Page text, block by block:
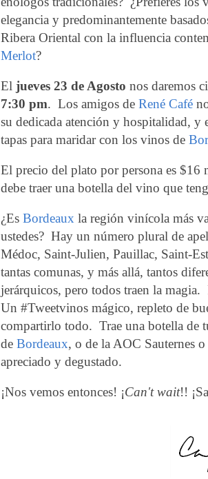
elegancia y predominantemente
Ribera Oriental con la influencia
Merlot?
El jueves 23 de Agosto nos daremos
7:30 pm. Los amigos de René Café
su dedicada atención y hospitalidad, y
tapas para maridar con los vinos de
El precio del plato por persona es $16
debe traer una botella del vino que
¿Es Bordeaux la región vinícola más
ustedes? Hay un número plural de
Médoc, Saint-Julien, Pauillac, Saint-
tantas comunas, y más allá, tantos
jerárquicos, pero todos traen la magia.
Un #Tweetvinos mágico, repleto de
compartirlo todo. Trae una botella de
de Bordeaux, o de la AOC Sauternes
apreciado y degustado.
¡Nos vemos entonces! ¡Can't wait!!